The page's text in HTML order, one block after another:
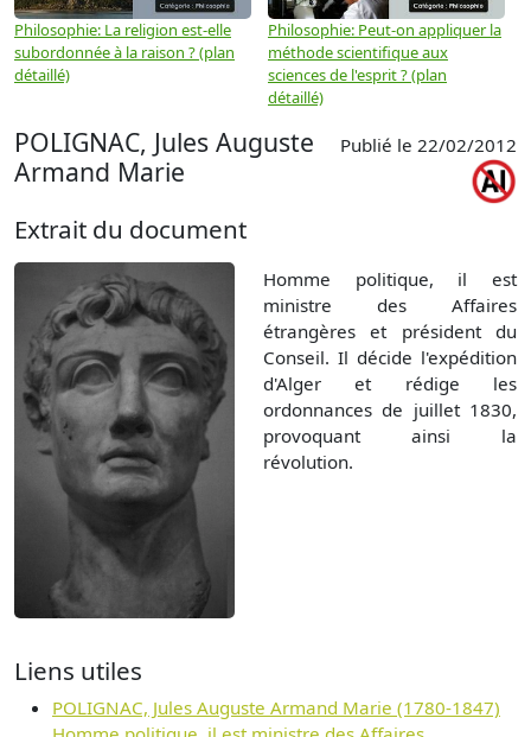
Philosophie: La religion est-elle
subordonnée à la raison ? (plan
détaillé)
Philosophie: Peut-on appliquer la
méthode scientifique aux
sciences de l'esprit ? (plan
détaillé)
POLIGNAC, Jules Auguste
Armand Marie
Publié le 22/02/2012
Extrait du document
Homme politique, il est
ministre des Affaires
étrangères et président du
Conseil. Il décide l'expédition
d'Alger et rédige les
ordonnances de juillet 1830,
provoquant ainsi la
révolution.
Liens utiles
POLIGNAC, Jules Auguste Armand Marie (1780-1847)